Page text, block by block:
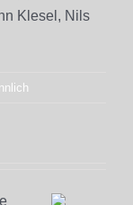
Klesel, Nils